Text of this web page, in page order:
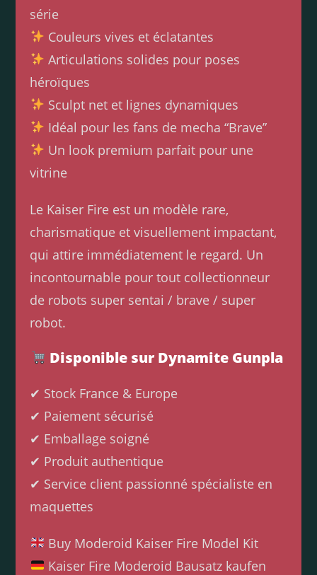
série
Couleurs vives et éclatantes
Articulations solides pour poses
héroïques
Sculpt net et lignes dynamiques
Idéal pour les fans de mecha “Brave”
Un look premium parfait pour une
vitrine
Le Kaiser Fire est un modèle rare,
charismatique et visuellement impactant,
qui attire immédiatement le regard. Un
incontournable pour tout collectionneur
de robots super sentai / brave / super
robot.
Disponible sur Dynamite Gunpla
✔ Stock France & Europe
✔ Paiement sécurisé
✔ Emballage soigné
✔ Produit authentique
✔ Service client passionné spécialiste en
maquettes
Buy Moderoid Kaiser Fire Model Kit
Kaiser Fire Moderoid Bausatz kaufen